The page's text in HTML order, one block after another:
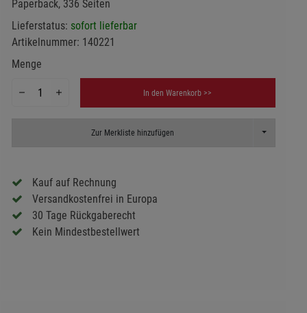
Paperback, 336 Seiten
Lieferstatus: sofort lieferbar
Artikelnummer: 140221
Menge
In den Warenkorb >>
Zur Merkliste hinzufügen Toggle
Kauf auf Rechnung
Versandkostenfrei in Europa
30 Tage Rückgaberecht
Kein Mindestbestellwert